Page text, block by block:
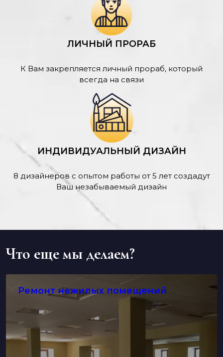
ЛИЧНЫЙ ПРОРАБ
К Вам закрепляется личный прораб, который
всегда на связи
ИНДИВИДУАЛЬНЫЙ ДИЗАЙН
8 дизайнеров с опытом работы от 5 лет создадут
Ваш незабываемый дизайн
Что еще мы делаем?
Ремонт нежилых помещений